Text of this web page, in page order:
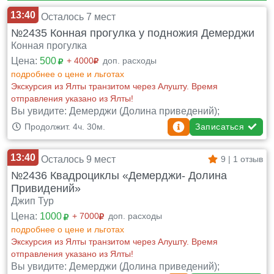
13:40 Осталось 7 мест
№2435 Конная прогулка у подножия Демерджи
Конная прогулка
Цена: 500 + 4000
доп. расходы
подробнее о цене и льготах
Экскурсия из Ялты транзитом через Алушту. Время
отправления указано из Ялты!
Вы увидите: Демерджи (Долина приведений);
Продолжит. 4ч. 30м. Записаться
13:40 Осталось 9 мест 9 | 1 отзыв
№2436 Квадроциклы «Демерджи- Долина
Привидений»
Джип Тур
Цена: 1000 + 7000
доп. расходы
подробнее о цене и льготах
Экскурсия из Ялты транзитом через Алушту. Время
отправления указано из Ялты!
Вы увидите: Демерджи (Долина приведений);